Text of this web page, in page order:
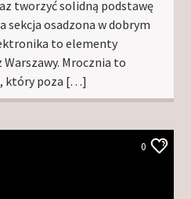
tworzyć solidną podstawę
sekcja osadzona w dobrym
to elementy
Warszawy. Mrocznia to
który poza […]
0